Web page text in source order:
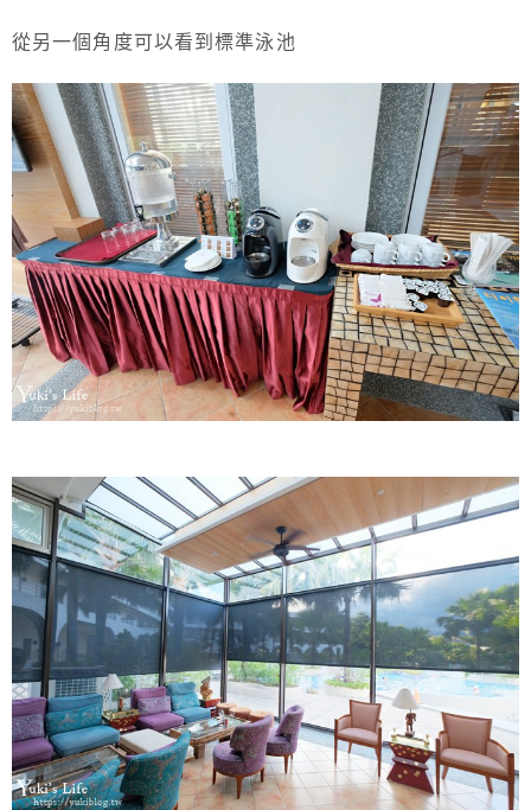
從另一個角度可以看到標準泳池